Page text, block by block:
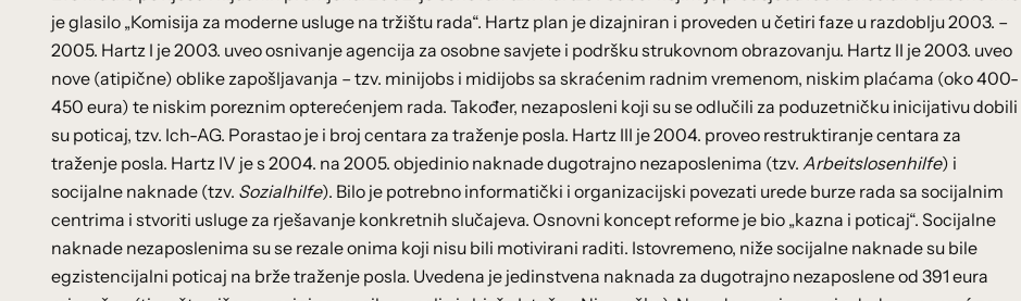
je glasilo „Komisija za moderne usluge na tržištu rada“. Hartz plan je dizajniran i proveden u četiri faze u razdoblju 2003. –
2005. Hartz I je 2003. uveo osnivanje agencija za osobne savjete i podršku strukovnom obrazovanju. Hartz II je 2003. uveo
nove (atipične) oblike zapošljavanja – tzv. minijobs i midijobs sa skraćenim radnim vremenom, niskim plaćama (oko 400-
450 eura) te niskim poreznim opterećenjem rada. Također, nezaposleni koji su se odlučili za poduzetničku inicijativu dobili
su poticaj, tzv. Ich-AG. Porastao je i broj centara za traženje posla. Hartz III je 2004. proveo restruktiranje centara za
traženje posla. Hartz IV je s 2004. na 2005. objedinio naknade dugotrajno nezaposlenima (tzv. Arbeitslosenhilfe) i
socijalne naknade (tzv. Sozialhilfe). Bilo je potrebno informatički i organizacijski povezati urede burze rada sa socijalnim
centrima i stvoriti usluge za rješavanje konkretnih slučajeva. Osnovni koncept reforme je bio „kazna i poticaj“. Socijalne
naknade nezaposlenima su se rezale onima koji nisu bili motivirani raditi. Istovremeno, niže socijalne naknade su bile
egzistencijalni poticaj na brže traženje posla. Uvedena je jedinstvena naknada za dugotrajno nezaposlene od 391 eura